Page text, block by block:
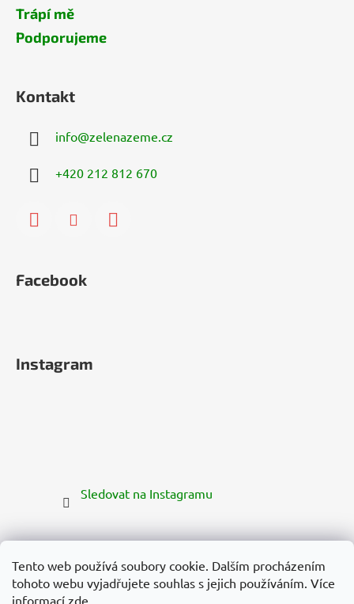
Tento web používá soubory cookie. Dalším procházením
tohoto webu vyjadřujete souhlas s jejich používáním. Více
informací zde
Trápí mě
Podporujeme
Kontakt
info@zelenazeme.cz
+420 212 812 670
Facebook
Instagram
Sledovat na Instagramu